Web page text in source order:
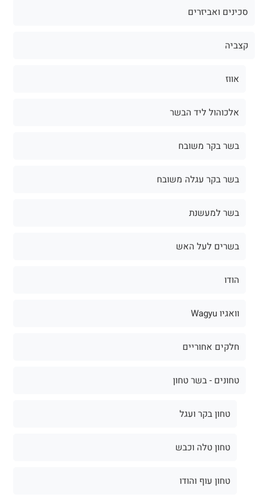
סכינים ואביזרים
קצביה
אווז
אלכוהול ליד הבשר
בשר בקר משובח
בשר בקר עגלה משובח
בשר למעשנת
בשרים לעל האש
הודו
וואגיו Wagyu
חלקים אחוריים
טחונים - בשר טחון
טחון בקר ועגל
טחון טלה וכבש
טחון עוף והודו